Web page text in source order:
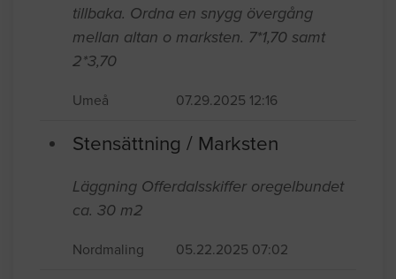
tillbaka. Ordna en snygg övergång
mellan altan o marksten. 7*1,70 samt
2*3,70
Umeå 07.29.2025 12:16
Stensättning / Marksten
Läggning Offerdalsskiffer oregelbundet
ca. 30 m2
Nordmaling 05.22.2025 07:02